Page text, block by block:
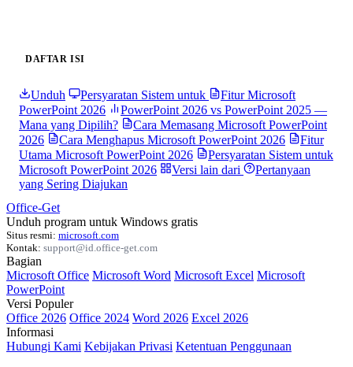
DAFTAR ISI
Unduh Persyaratan Sistem untuk
Fitur Microsoft
PowerPoint 2026
PowerPoint 2026 vs PowerPoint 2025 —
Mana yang Dipilih?
Cara Memasang Microsoft PowerPoint
2026
Cara Menghapus Microsoft PowerPoint 2026
Fitur
Utama Microsoft PowerPoint 2026
Persyaratan Sistem untuk
Microsoft PowerPoint 2026
Versi lain dari
Pertanyaan
yang Sering Diajukan
Office-Get
Unduh program untuk Windows gratis
Situs resmi: microsoft.com
Kontak: support@id.office-get.com
Bagian
Microsoft Office Microsoft Word Microsoft Excel Microsoft
PowerPoint
Versi Populer
Office 2026 Office 2024 Word 2026 Excel 2026
Informasi
Hubungi Kami Kebijakan Privasi Ketentuan Penggunaan